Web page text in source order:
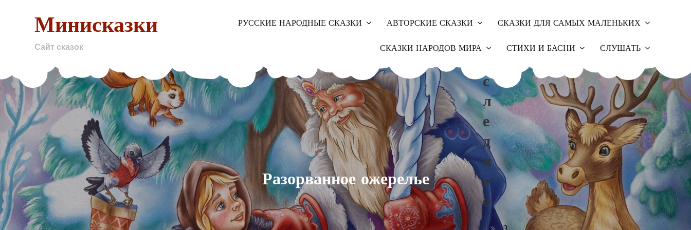
Минисказки
Сайт сказок
РУССКИЕ НАРОДНЫЕ СКАЗКИ АВТОРСКИЕ СКАЗКИ СКАЗКИ ДЛЯ САМЫХ МАЛЕНЬКИХ
СКАЗКИ НАРОДОВ МИРА СТИХИ И БАСНИ СЛУШАТЬ
Разорванное ожерелье
С
Л
Е
Д
Н
Е
Е